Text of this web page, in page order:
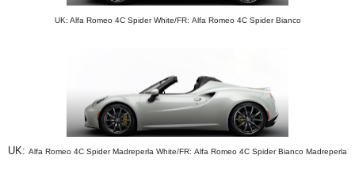
UK: Alfa Romeo 4C Spider White/FR: Alfa Romeo 4C Spider Bianco
UK: Alfa Romeo 4C Spider Madreperla White/FR: Alfa Romeo 4C Spider Bianco Madreperla